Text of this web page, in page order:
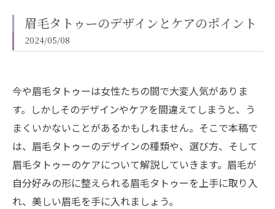
眉毛タトゥーのデザインとケアのポイント
2024/05/08
今や眉毛タトゥーは女性たちの間で大変人気がありま
す。しかしそのデザインやケアを間違えてしまうと、う
まくいかないことがあるかもしれません。そこで本稿で
は、眉毛タトゥーのデザインの種類や、選び方、そして
眉毛タトゥーのケアについて解説していきます。眉毛が
自分好みの形に整えられる眉毛タトゥーを上手に取り入
れ、美しい眉毛を手に入れましょう。